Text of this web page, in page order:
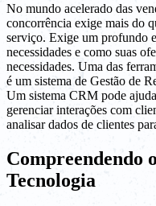
No mundo acelerado das
concorrência exige mais do
serviço. Exige um profundo
necessidades e como suas
necessidades. Uma das
é um sistema de Gestão de
Um sistema CRM pode
gerenciar interações com
analisar dados de clientes
Compreendendo
Tecnologia